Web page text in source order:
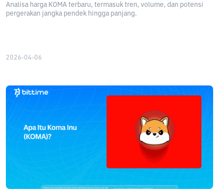
Analisa harga KOMA terbaru, termasuk tren, volume, dan potensi
pergerakan jangka pendek hingga panjang.
2026-04-06